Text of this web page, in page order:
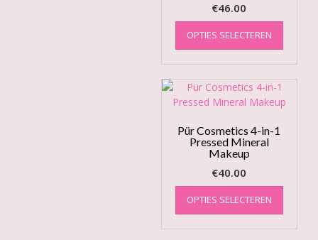
€46.00
OPTIES SELECTEREN
Dit
heeft
Deze
de
Pür Cosmetics 4-in-1
Pressed Mineral
Makeup
€40.00
OPTIES SELECTEREN
Dit
heeft